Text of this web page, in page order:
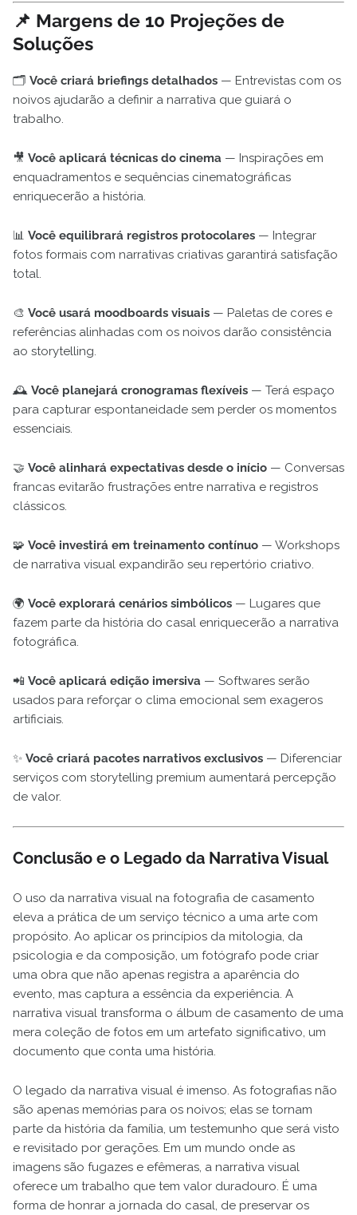
📌 Margens de 10 Projeções de
Soluções
🗂️ Você criará briefings detalhados — Entrevistas com os
noivos ajudarão a definir a narrativa que guiará o
trabalho.
🎥 Você aplicará técnicas do cinema — Inspirações em
enquadramentos e sequências cinematográficas
enriquecerão a história.
📊 Você equilibrará registros protocolares — Integrar
fotos formais com narrativas criativas garantirá satisfação
total.
🎨 Você usará moodboards visuais — Paletas de cores e
referências alinhadas com os noivos darão consistência
ao storytelling.
🕰️ Você planejará cronogramas flexíveis — Terá espaço
para capturar espontaneidade sem perder os momentos
essenciais.
🤝 Você alinhará expectativas desde o início — Conversas
francas evitarão frustrações entre narrativa e registros
clássicos.
🧩 Você investirá em treinamento contínuo — Workshops
de narrativa visual expandirão seu repertório criativo.
🌍 Você explorará cenários simbólicos — Lugares que
fazem parte da história do casal enriquecerão a narrativa
fotográfica.
📲 Você aplicará edição imersiva — Softwares serão
usados para reforçar o clima emocional sem exageros
artificiais.
✨ Você criará pacotes narrativos exclusivos — Diferenciar
serviços com storytelling premium aumentará percepção
de valor.
Conclusão e o Legado da Narrativa Visual
O uso da narrativa visual na fotografia de casamento
eleva a prática de um serviço técnico a uma arte com
propósito. Ao aplicar os princípios da mitologia, da
psicologia e da composição, um fotógrafo pode criar
uma obra que não apenas registra a aparência do
evento, mas captura a essência da experiência. A
narrativa visual transforma o álbum de casamento de uma
mera coleção de fotos em um artefato significativo, um
documento que conta uma história.
O legado da narrativa visual é imenso. As fotografias não
são apenas memórias para os noivos; elas se tornam
parte da história da família, um testemunho que será visto
e revisitado por gerações. Em um mundo onde as
imagens são fugazes e efêmeras, a narrativa visual
oferece um trabalho que tem valor duradouro. É uma
forma de honrar a jornada do casal, de preservar os